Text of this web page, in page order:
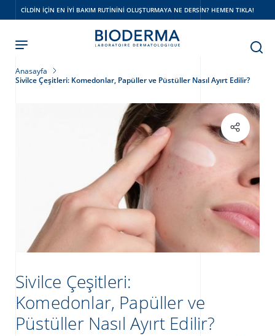
CILDIN IÇIN EN IYI BAKIM RUTININI OLUŞTURMAYA NE DERSIN? HEMEN TIKLA!
Anasayfa
Sivilce Çeşitleri: Komedonlar, Papüller ve Püstüller Nasıl Ayırt Edilir?
Sivilce Çeşitleri:
Komedonlar, Papüller ve
Püstüller Nasıl Ayırt Edilir?